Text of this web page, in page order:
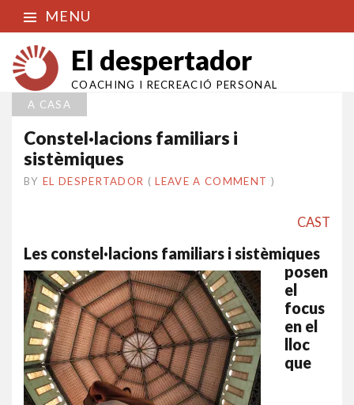
MENU
El despertador
COACHING I RECREACIÓ PERSONAL
A CASA
Constel·lacions familiars i
sistèmiques
BY EL DESPERTADOR ON
28
•(LEAVE A COMMENT )
CAST
Les constel·lacions familiars i sistèmiques
posen
el
focus
en el
lloc
que